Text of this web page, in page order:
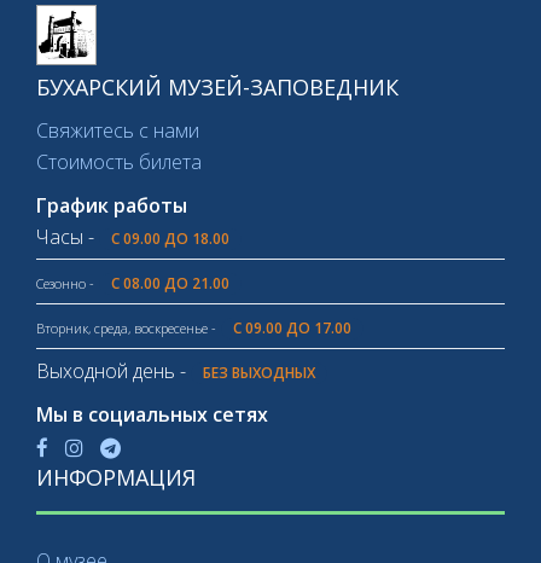
БУХАРСКИЙ МУЗЕЙ-ЗАПОВЕДНИК
Свяжитесь с нами
Стоимость билета
График работы
Часы -
С 09.00 ДО 18.00
Сезонно - С 08.00 ДО 21.00
Вторник, среда, воскресенье - С 09.00 ДО 17.00
Выходной день - БЕЗ ВЫХОДНЫХ
Мы в социальных сетях
ИНФОРМАЦИЯ